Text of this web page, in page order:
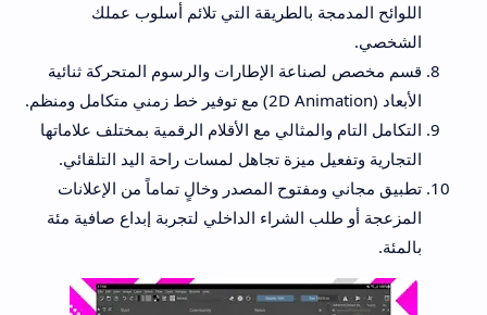
اللوائح المدمجة بالطريقة التي تلائم أسلوب عملك
الشخصي.
قسم مخصص لصناعة الإطارات والرسوم المتحركة ثنائية
الأبعاد (2D Animation) مع توفير خط زمني متكامل ومنظم.
التكامل التام والمثالي مع الأقلام الرقمية بمختلف علاماتها
التجارية وتفعيل ميزة تجاهل لمسات راحة اليد التلقائي.
تطبيق مجاني ومفتوح المصدر وخالٍ تماماً من الإعلانات
المزعجة أو طلب الشراء الداخلي لتجربة إبداع صافية مئة
بالمئة.